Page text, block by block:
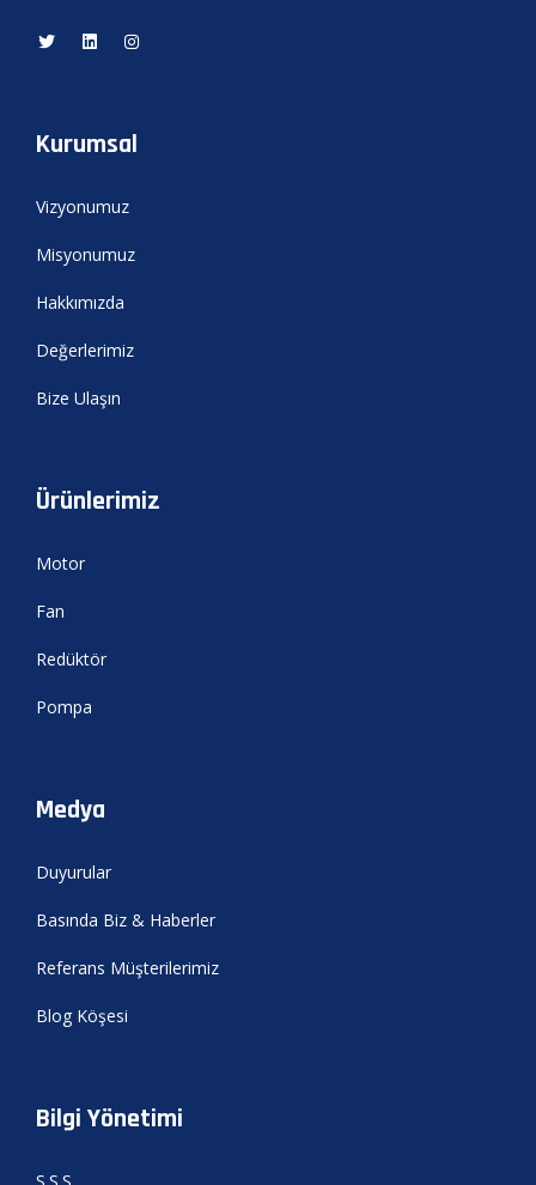
Kurumsal
Vizyonumuz
Misyonumuz
Hakkımızda
Değerlerimiz
Bize Ulaşın
Ürünlerimiz
Motor
Fan
Redüktör
Pompa
Medya
Duyurular
Basında Biz & Haberler
Referans Müşterilerimiz
Blog Köşesi
Bilgi Yönetimi